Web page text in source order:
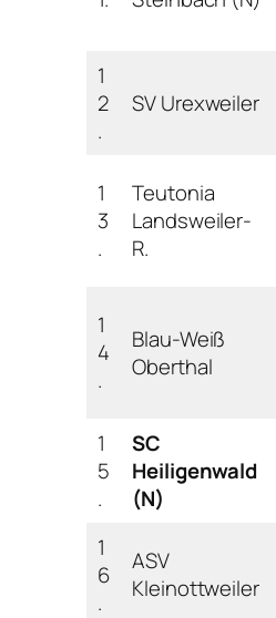
1
2
.
SV Urexweiler
1
3
.
Teutonia
Landsweiler-
R.
1
4
.
Blau-Weiß
Oberthal
1
5
.
SC
Heiligenwald
(N)
1
6
.
ASV
Kleinottweiler